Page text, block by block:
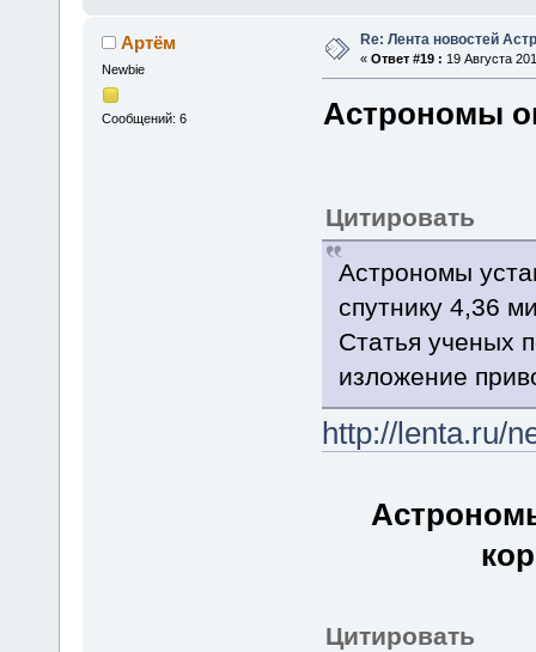
Артём
Newbie
Сообщений: 6
Re: Лента новостей
« Ответ #19 : 19 Августа
Астрономы
Цитировать
Астрономы
спутнику 4,36
Статья ученых
изложение
http://lenta.ru/
Цитировать